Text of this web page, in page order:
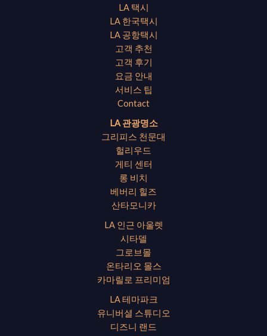
LA 택시
LA 한국택시
LA 공항택시
고객 추천
고객 후기
요금 안내
서비스 팁
Contact
LA 관광명소
그리피스 천문대
헐리우드
게티 센터
롱 비치
베버리 힐즈
산타모니카
LA 인근 아울렛
시타델
그로브몰
온타리오 몰스
카마릴로 프리미엄
LA 테마파크
유니버셜 스튜디오
디즈니 랜드